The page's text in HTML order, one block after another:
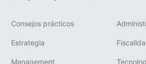
Consejos prácticos
Estrategia
Management